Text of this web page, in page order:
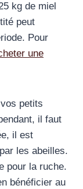
kg de miel
peut
Pour
une
petits
il faut
il est
les abeilles.
pour la ruche.
bénéficier au